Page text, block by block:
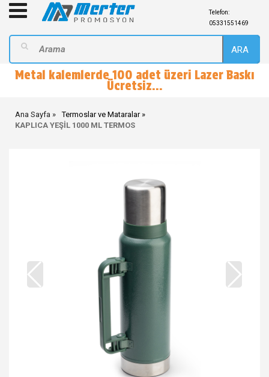
Telefon:
05331551469
ARA
Metal kalemlerde 100 adet üzeri Lazer Baskı
Ücretsiz...
Ana Sayfa
Termoslar ve Mataralar
KAPLICA YEŞİL 1000 ML TERMOS